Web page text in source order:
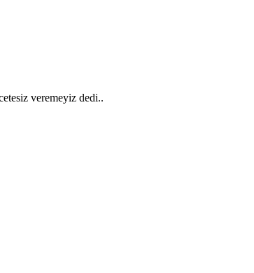
veremeyiz dedi..